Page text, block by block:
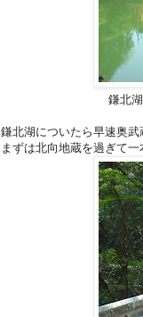
鎌北
鎌北湖についたら早速奥武
まずは北向地蔵を過ぎて一